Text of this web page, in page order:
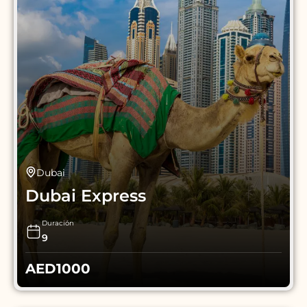
Dubai
Dubai Express
Duración
9
AED1000